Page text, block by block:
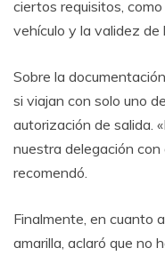
ciertos requisitos,
vehículo y la validez de
Sobre la
si viajan con solo uno
autorización de salida.
nuestra delegación con
recomendó.
Finalmente, en cuanto
amarilla, aclaró que no